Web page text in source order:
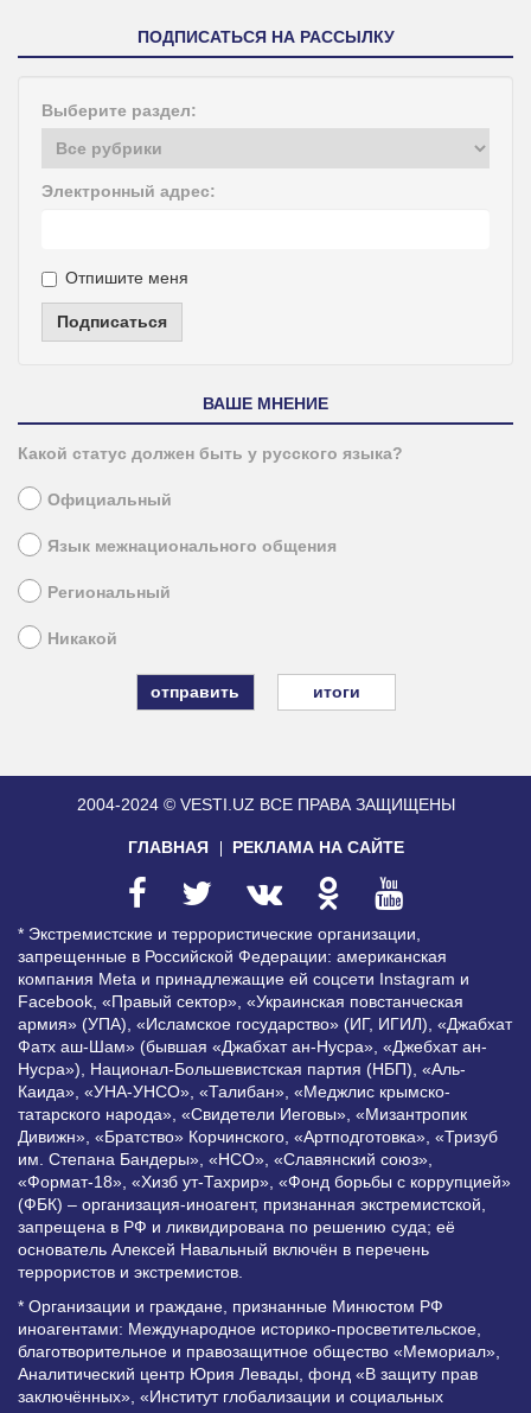
ПОДПИСАТЬСЯ НА РАССЫЛКУ
Выберите раздел:
Электронный адрес:
Отпишите меня
Подписаться
ВАШЕ МНЕНИЕ
Какой статус должен быть у русского языка?
Официальный
Язык межнационального общения
Региональный
Никакой
итоги
2004-2024 © VESTI.UZ ВСЕ ПРАВА ЗАЩИЩЕНЫ
ГЛАВНАЯ РЕКЛАМА НА САЙТЕ
* Экстремистские и террористические организации,
запрещенные в Российской Федерации: американская
компания Meta и принадлежащие ей соцсети Instagram и
Facebook, «Правый сектор», «Украинская повстанческая
армия» (УПА), «Исламское государство» (ИГ, ИГИЛ), «Джабхат
Фатх аш-Шам» (бывшая «Джабхат ан-Нусра», «Джебхат ан-
Нусра»), Национал-Большевистская партия (НБП), «Аль-
Каида», «УНА-УНСО», «Талибан», «Меджлис крымско-
татарского народа», «Свидетели Иеговы», «Мизантропик
Дивижн», «Братство» Корчинского, «Артподготовка», «Тризуб
им. Степана Бандеры», «НСО», «Славянский союз»,
«Формат-18», «Хизб ут-Тахрир», «Фонд борьбы с коррупцией»
(ФБК) – организация-иноагент, признанная экстремистской,
запрещена в РФ и ликвидирована по решению суда; её
основатель Алексей Навальный включён в перечень
террористов и экстремистов.
* Организации и граждане, признанные Минюстом РФ
иноагентами: Международное историко-просветительское,
благотворительное и правозащитное общество «Мемориал»,
Аналитический центр Юрия Левады, фонд «В защиту прав
заключённых», «Институт глобализации и социальных